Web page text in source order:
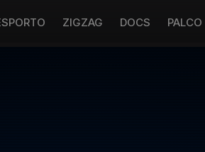
ZIGZAG DOCS PALCO